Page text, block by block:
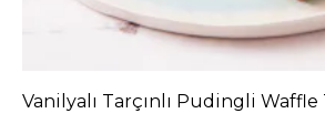
Vanilyalı Tarçınlı Pudingli Waffle